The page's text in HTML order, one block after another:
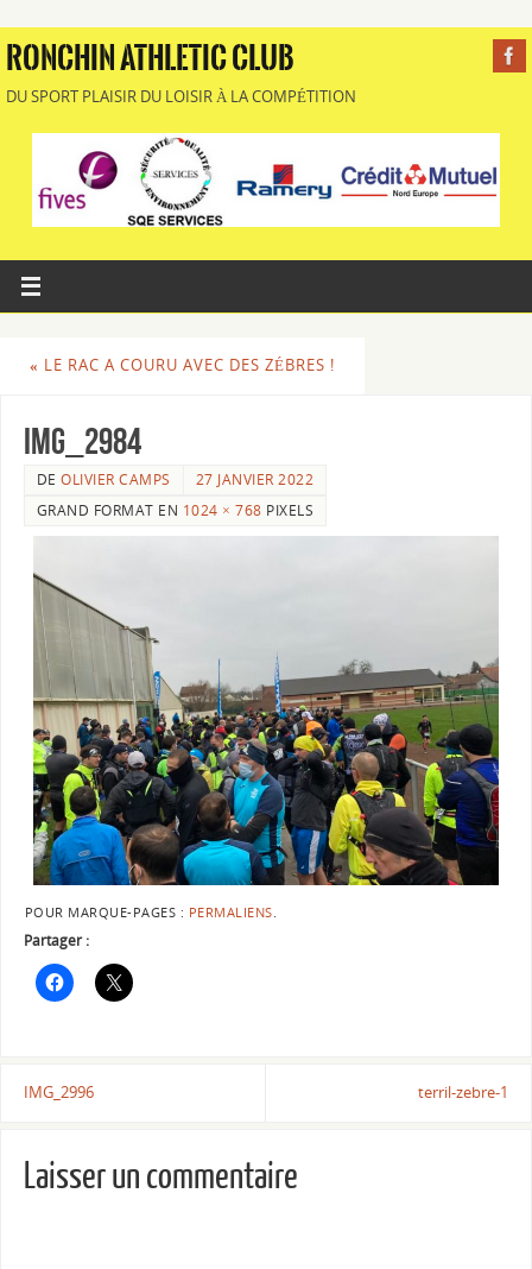
RONCHIN ATHLETIC CLUB
DU SPORT PLAISIR DU LOISIR À LA COMPÉTITION
« LE RAC A COURU AVEC DES ZÉBRES !
IMG_2984
DEOLIVIER CAMPS
27 JANVIER 2022
GRAND FORMAT EN 1024 × 768 PIXELS
POUR MARQUE-PAGES : PERMALIENS.
Partager :
IMG_2996 terril-zebre-1
Laisser un commentaire